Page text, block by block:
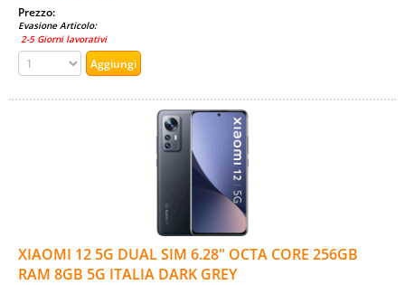
Prezzo:
Evasione Articolo:
2-5 Giorni lavorativi
XIAOMI 12 5G DUAL SIM 6.28" OCTA CORE 256GB
RAM 8GB 5G ITALIA DARK GREY